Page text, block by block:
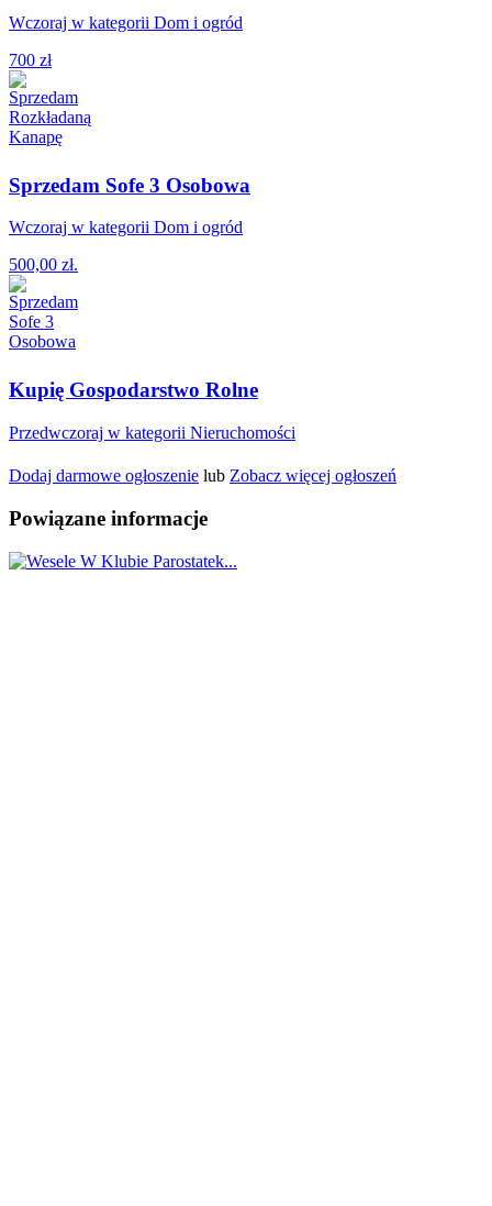
Wczoraj w kategorii Dom i ogród
700 zł
Sprzedam Sofe 3 Osobowa
Wczoraj w kategorii Dom i ogród
500,00 zł.
Kupię Gospodarstwo Rolne
Przedwczoraj w kategorii Nieruchomości
Dodaj darmowe ogłoszenie lub Zobacz więcej ogłoszeń
Powiązane informacje